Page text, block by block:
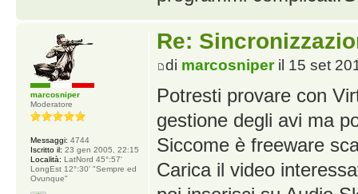
Re:
di marcosniperil 15 set
Potresti provare con
gestione degli avi ma
Siccome è freeware
Carica il video
marcosniper
Moderatore
Messaggi: 4744
Iscritto il: 23 gen 2005, 22:15
Località: LatNord 45°:57'
LongEst 12°:30' "Sempre ed
Ovunque"